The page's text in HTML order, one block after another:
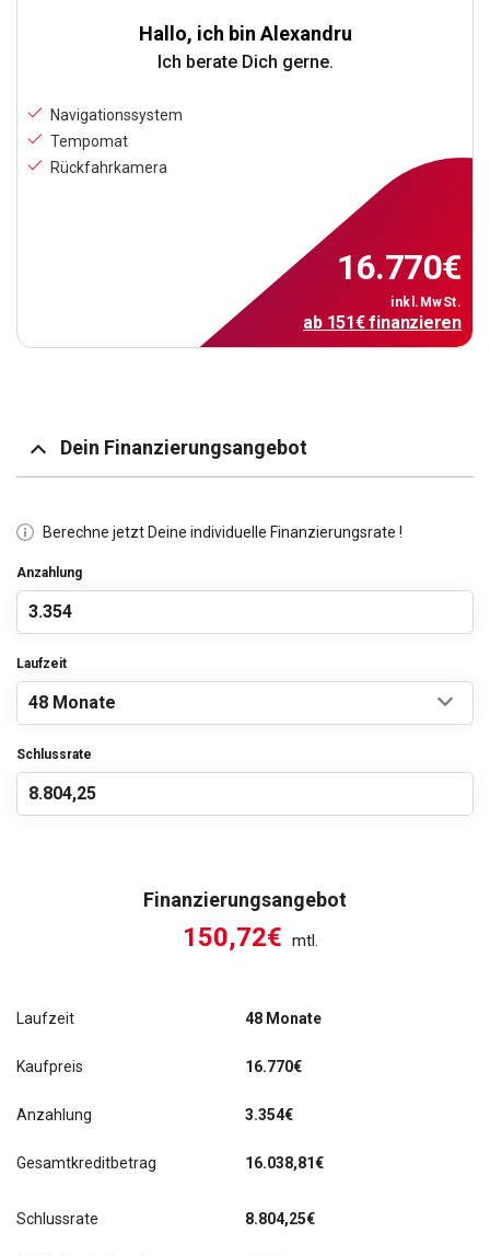
Hallo, ich bin Alexandru
Ich berate Dich gerne.
Navigationssystem
Tempomat
Rückfahrkamera
16.770€
inkl.MwSt.
ab 151€finanzieren
Dein Finanzierungsangebot
Berechne jetzt Deine individuelle Finanzierungsrate !
Anzahlung
Laufzeit
Schlussrate
Finanzierungsangebot
150,72€ mtl.
Laufzeit 48 Monate
Kaufpreis 16.770€
Anzahlung 3.354€
Gesamtkreditbetrag 16.038,81€
Schlussrate 8.804,25€